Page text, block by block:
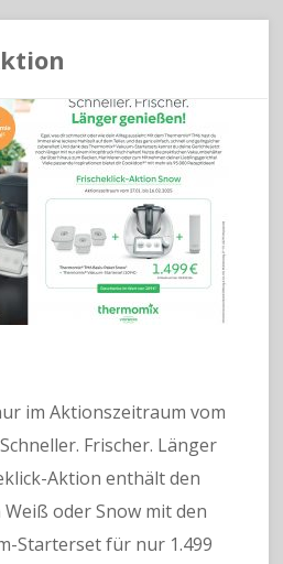
im Aktionszeitraum vom
Frischer. Länger
Aktion enthält den
oder Snow mit den
Starterset für nur 1.499